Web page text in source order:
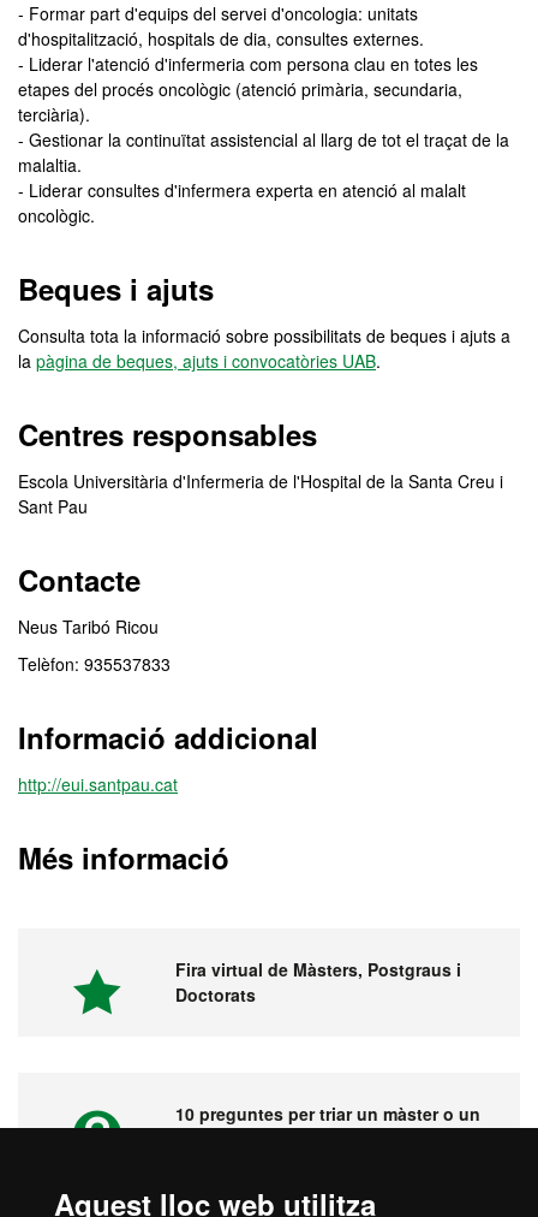
Aquest lloc web utilitza
- Formar part d'equips del servei d'oncologia: unitats
d'hospitalització, hospitals de dia, consultes externes.
- Liderar l'atenció d'infermeria com persona clau en totes les
etapes del procés oncològic (atenció primària, secundaria,
terciària).
- Gestionar la continuïtat assistencial al llarg de tot el traçat de la
malaltia.
- Liderar consultes d'infermera experta en atenció al malalt
oncològic.
Beques i ajuts
Consulta tota la informació sobre possibilitats de beques i ajuts a
la pàgina de beques, ajuts i convocatòries UAB.
Centres responsables
Escola Universitària d'Infermeria de l'Hospital de la Santa Creu i
Sant Pau
Contacte
Neus Taribó Ricou
Telèfon: 935537833
Informació addicional
http://eui.santpau.cat
Més informació
Fira virtual de Màsters, Postgraus i
Doctorats
10 preguntes per triar un màster o un